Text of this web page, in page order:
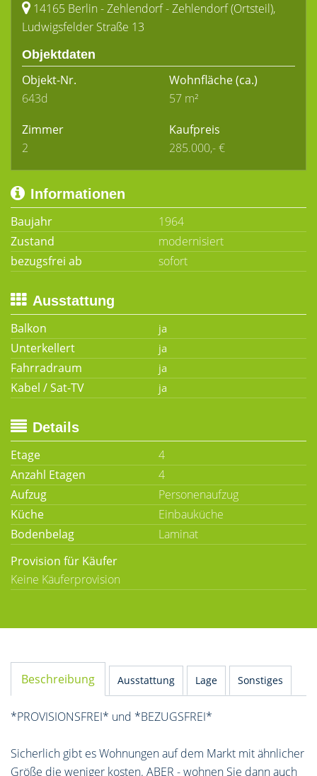
14165 Berlin - Zehlendorf - Zehlendorf (Ortsteil),
Ludwigsfelder Straße 13
Objektdaten
Objekt-Nr.
643d
Wohnfläche(ca.)
57 m²
Zimmer
2
Kaufpreis
285.000,- €
Informationen
Baujahr
1964
Zustand
modernisiert
bezugsfrei ab
sofort
Ausstattung
Balkon
Unterkellert
Fahrradraum
Kabel / Sat-TV
Details
Etage
4
Anzahl Etagen
4
Aufzug
Personenaufzug
Küche
Einbauküche
Bodenbelag
Laminat
Provision für Käufer
Keine Käuferprovision
Beschreibung Ausstattung Lage Sonstiges
*PROVISIONSFREI* und *BEZUGSFREI*
Sicherlich gibt es Wohnungen auf dem Markt mit ähnlicher
Größe die weniger kosten. ABER - wohnen Sie dann auch